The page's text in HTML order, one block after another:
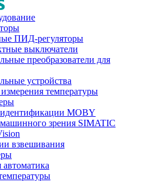
ПИД-регуляторы
выключатели
преобразователи для
устройства
температуры
MOBY
зрения SIMATIC
взвешивания